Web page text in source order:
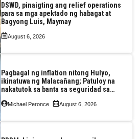
DSWD, pinaigting ang relief operations
para sa mga apektado ng habagat at
Bagyong Luis, Maymay
August 6, 2026
Pagbagal ng inflation nitong Hulyo,
ikinatuwa ng Malacañang; Patuloy na
nakatutok sa banta sa seguridad sa
pagkain, enerhiya
Michael Peronce August 6, 2026